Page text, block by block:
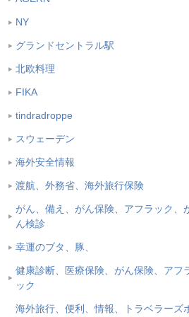
NY
グランドセントラル駅
北欧料理
FIKA
tindradroppe
スウェーデン
海外安全情報
渡航、外務省、海外旅行保険
がん、備え、がん保険、アフラック、
ん検診
幸運のブタ、豚、
健康診断、医療保険、がん保険、アフ
ック
海外旅行、便利、情報、トラベラーズ